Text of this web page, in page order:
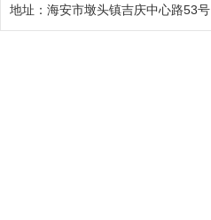
地址：海安市墩头镇吉庆中心路53号